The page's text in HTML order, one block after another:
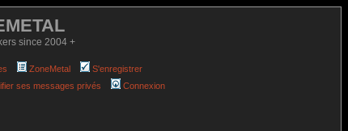
since 2004 +
ZoneMetal
S'enregistrer
ses messages privés Connexion